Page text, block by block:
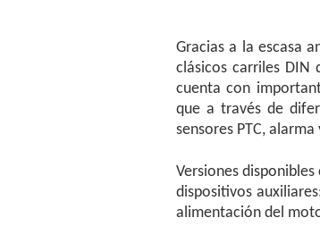
Gracias a la escasa
clásicos carriles DIN
cuenta con
que a través de
sensores PTC,
Versiones
dispositivos
alimentación del